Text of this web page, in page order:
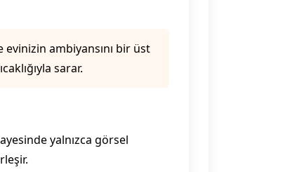
ambiyansını bir üst
sarar.
yalnızca görsel